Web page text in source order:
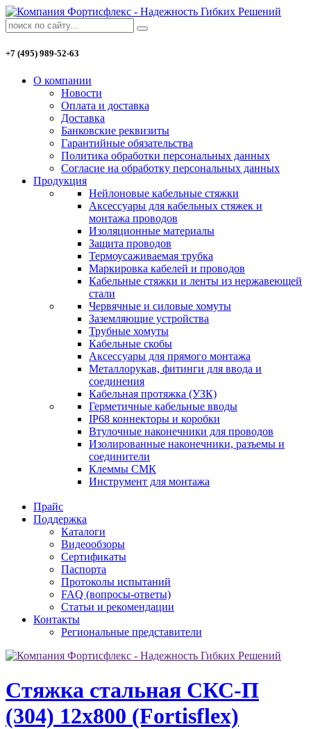
+7 (495) 989-52-63
О компании
Новости
Оплата и доставка
Доставка
Банковские реквизиты
Гарантийные обязательства
Политика обработки персональных данных
Согласие на обработку персональных данных
Продукция
Нейлоновые кабельные стяжки
Аксессуары для кабельных стяжек и
монтажа проводов
Изоляционные материалы
Защита проводов
Термоусаживаемая трубка
Маркировка кабелей и проводов
Кабельные стяжки и ленты из нержавеющей
стали
Червячные и силовые хомуты
Заземляющие устройства
Трубные хомуты
Кабельные скобы
Аксессуары для прямого монтажа
Металлорукав, фитинги для ввода и
соединения
Кабельная протяжка (УЗК)
Герметичные кабельные вводы
IP68 коннекторы и коробки
Втулочные наконечники для проводов
Изолированные наконечники, разъемы и
соединители
Клеммы СМК
Инструмент для монтажа
Прайс
Поддержка
Каталоги
Видеообзоры
Сертификаты
Паспорта
Протоколы испытаний
FAQ (вопросы-ответы)
Статьи и рекомендации
Контакты
Региональные представители
Стяжка стальная СКС-П
(304) 12х800 (Fortisflex)